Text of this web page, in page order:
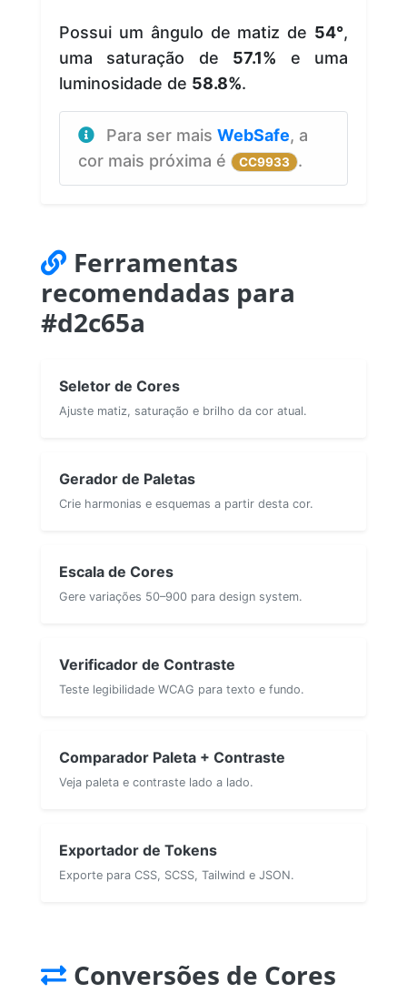
Possui um ângulo de matiz de 54°,
uma saturação de 57.1% e uma
luminosidade de 58.8%.
Para ser mais WebSafe, a
cor mais próxima é
CC9933 .
Ferramentas
recomendadas para
#d2c65a
Seletor de Cores
Ajuste matiz, saturação e brilho da cor atual.
Gerador de Paletas
Crie harmonias e esquemas a partir desta cor.
Escala de Cores
Gere variações 50–900 para design system.
Verificador de Contraste
Teste legibilidade WCAG para texto e fundo.
Comparador Paleta + Contraste
Veja paleta e contraste lado a lado.
Exportador de Tokens
Exporte para CSS, SCSS, Tailwind e JSON.
Conversões de Cores